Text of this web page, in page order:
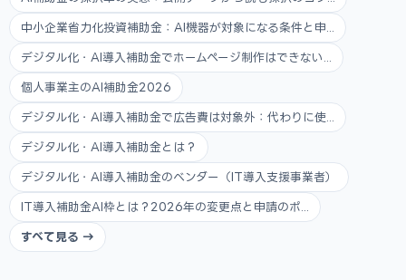
中小企業省力化投資補助金：AI機器が対象になる条件と申...
デジタル化・AI導入補助金でホームページ制作はできない...
個人事業主のAI補助金2026
デジタル化・AI導入補助金で広告費は対象外：代わりに使...
デジタル化・AI導入補助金とは？
デジタル化・AI導入補助金のベンダー（IT導入支援事業者）
IT導入補助金AI枠とは？2026年の変更点と申請のポ...
すべて見る →